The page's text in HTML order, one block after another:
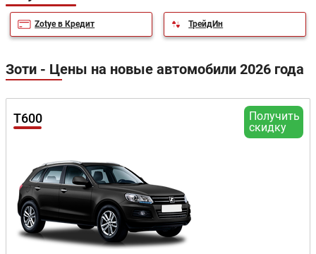
Zotye в Кредит ТрейдИн
Зоти - Цены на новые автомобили 2026 года
Получить
скидку
T600